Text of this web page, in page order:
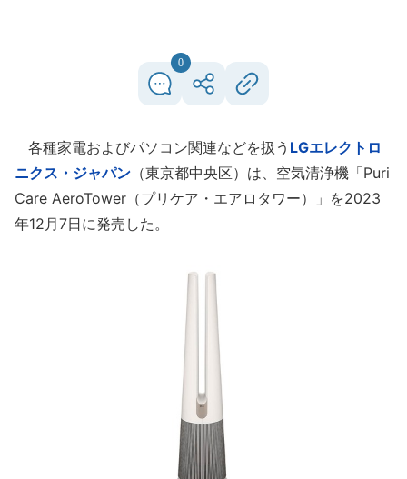
0
各種家電およびパソコン関連などを扱う LGエレクトロ
ニクス・ジャパン （東京都中央区）は、空気清浄機「Puri
Care AeroTower（プリケア・エアロタワー）」を2023
年12月7日に発売した。